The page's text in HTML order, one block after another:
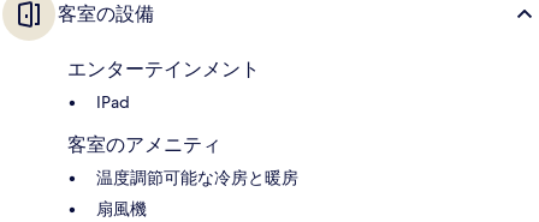
客室の設備
エンターテインメント
IPad
客室のアメニティ
温度調節可能な冷房と暖房
扇風機